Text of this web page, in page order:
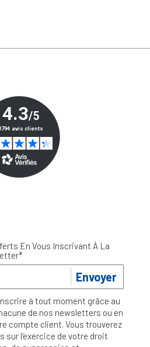
En Vous Inscrivant À La
Envoyer
à tout moment grâce au
de nos newsletters ou en
compte client. Vous trouverez
l’exercice de votre droit